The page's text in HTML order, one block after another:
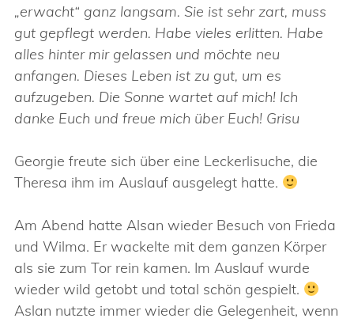
„erwacht“ ganz langsam. Sie ist sehr zart, muss
gut gepflegt werden. Habe vieles erlitten. Habe
alles hinter mir gelassen und möchte neu
anfangen. Dieses Leben ist zu gut, um es
aufzugeben. Die Sonne wartet auf mich! Ich
danke Euch und freue mich über Euch! Grisu
Georgie freute sich über eine Leckerlisuche, die
Theresa ihm im Auslauf ausgelegt hatte.
Am Abend hatte Alsan wieder Besuch von Frieda
und Wilma. Er wackelte mit dem ganzen Körper
als sie zum Tor rein kamen. Im Auslauf wurde
wieder wild getobt und total schön gespielt.
Aslan nutzte immer wieder die Gelegenheit, wenn